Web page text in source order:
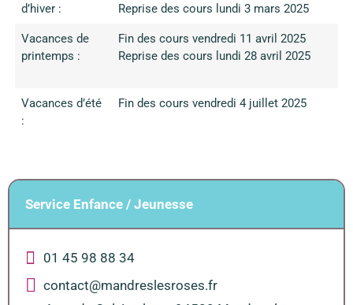
d’hiver :
Reprise des cours lundi 3 mars 2025
Vacances de
printemps :
Fin des cours vendredi 11 avril 2025
Reprise des cours lundi 28 avril 2025
Vacances d’été
:
Fin des cours vendredi 4 juillet 2025
Service Enfance / Jeunesse
01 45 98 88 34
contact@mandreslesroses.fr